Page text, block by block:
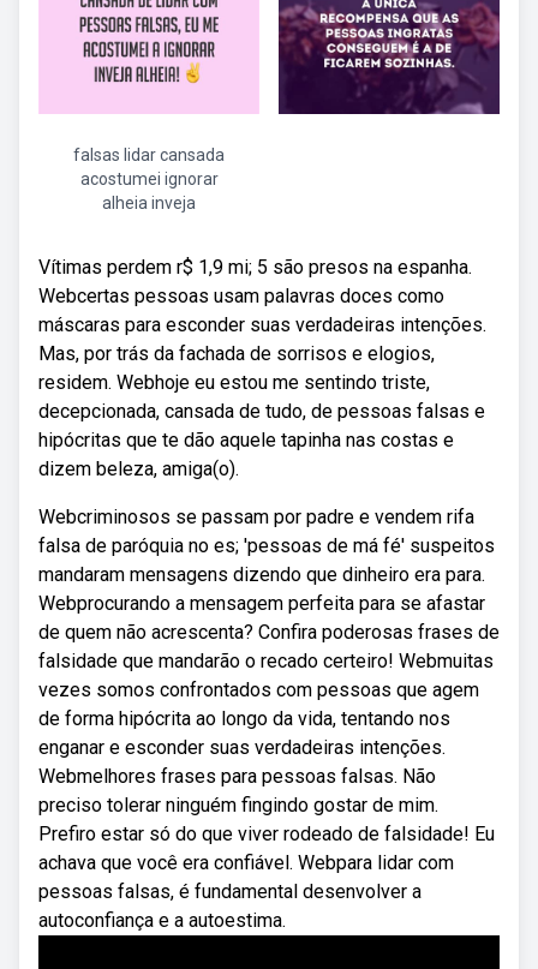
falsas lidar cansada
acostumei ignorar
alheia inveja
Vítimas perdem r$ 1,9 mi; 5 são presos na espanha.
Webcertas pessoas usam palavras doces como
máscaras para esconder suas verdadeiras intenções.
Mas, por trás da fachada de sorrisos e elogios,
residem. Webhoje eu estou me sentindo triste,
decepcionada, cansada de tudo, de pessoas falsas e
hipócritas que te dão aquele tapinha nas costas e
dizem beleza, amiga(o).
Webcriminosos se passam por padre e vendem rifa
falsa de paróquia no es; 'pessoas de má fé' suspeitos
mandaram mensagens dizendo que dinheiro era para.
Webprocurando a mensagem perfeita para se afastar
de quem não acrescenta? Confira poderosas frases de
falsidade que mandarão o recado certeiro! Webmuitas
vezes somos confrontados com pessoas que agem
de forma hipócrita ao longo da vida, tentando nos
enganar e esconder suas verdadeiras intenções.
Webmelhores frases para pessoas falsas. Não
preciso tolerar ninguém fingindo gostar de mim.
Prefiro estar só do que viver rodeado de falsidade! Eu
achava que você era confiável. Webpara lidar com
pessoas falsas, é fundamental desenvolver a
autoconfiança e a autoestima.